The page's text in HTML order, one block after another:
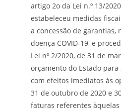
artigo 2o da Lei n.º 13/
estabeleceu medidas
a concessão de
doença COVID-19, e
Lei nº 2/2020, de 31 de
orçamento do Estado
com efeitos imediatos às
31 de outubro de 2020 e
faturas referentes